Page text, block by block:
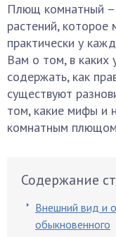
Плющ комнатный –
растений,
практически у
Вам о том, в каких
содержать, как
существуют
том, какие мифы и
комнатным
Содержание
Внешний вид и
обыкновенного